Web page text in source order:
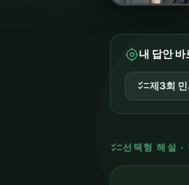
my_location내 답안 바
checklist제3회
checklist선택형 해설 ·